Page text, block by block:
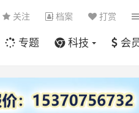
专题 科技 会
关注 档案 打赏